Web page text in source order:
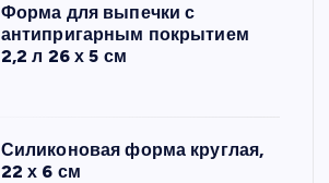
Форма для выпечки с
антипригарным покрытием
2,2 л 26 х 5 см
Силиконовая форма круглая,
22 х 6 см